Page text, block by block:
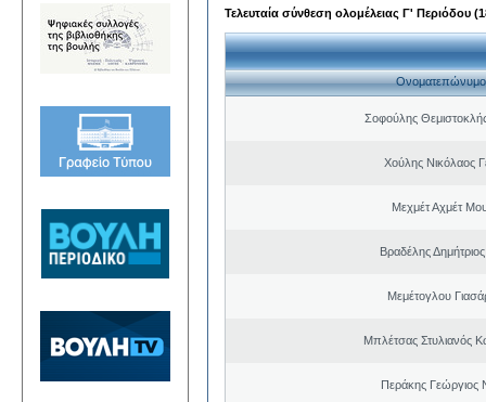
Τελευταία σύνθεση ολομέλειας Γ' Περιόδου
Ονοματεπώνυμο
Σοφούλης
Χούλης Νικόλαος
Μεχμέτ Αχμέτ
Βραδέλης Δημήτριος
Μεμέτογλου
Μπλέτσας Στυλιανός
Περάκης Γεώργιος